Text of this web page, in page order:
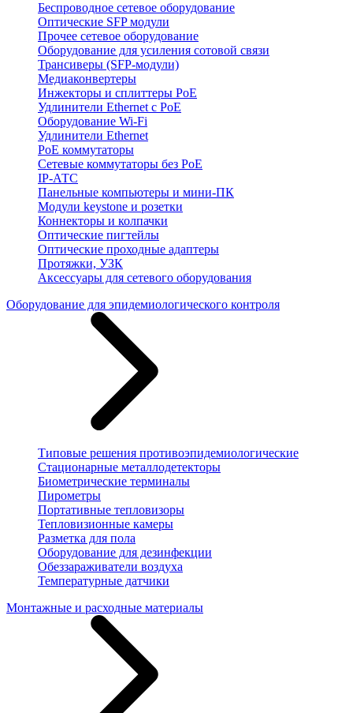
Беспроводное сетевое оборудование
Оптические SFP модули
Прочее сетевое оборудование
Оборудование для усиления сотовой связи
Трансиверы (SFP-модули)
Медиаконвертеры
Инжекторы и сплиттеры PoE
Удлинители Ethernet с PoE
Оборудование Wi-Fi
Удлинители Ethernet
PoE коммутаторы
Сетевые коммутаторы без PoE
IP-АТС
Панельные компьютеры и мини-ПК
Модули keystone и розетки
Коннекторы и колпачки
Оптические пигтейлы
Оптические проходные адаптеры
Протяжки, УЗК
Аксессуары для сетевого оборудования
Оборудование для эпидемиологического контроля
Типовые решения противоэпидемиологические
Стационарные металлодетекторы
Биометрические терминалы
Пирометры
Портативные тепловизоры
Тепловизионные камеры
Разметка для пола
Оборудование для дезинфекции
Обеззараживатели воздуха
Температурные датчики
Монтажные и расходные материалы